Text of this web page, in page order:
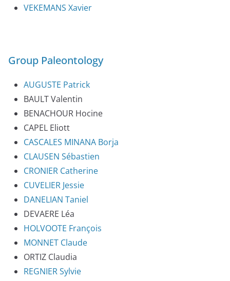
VEKEMANS Xavier
Group Paleontology
AUGUSTE Patrick
BAULT Valentin
BENACHOUR Hocine
CAPEL Eliott
CASCALES MINANA Borja
CLAUSEN Sébastien
CRONIER Catherine
CUVELIER Jessie
DANELIAN Taniel
DEVAERE Léa
HOLVOOTE François
MONNET Claude
ORTIZ Claudia
REGNIER Sylvie